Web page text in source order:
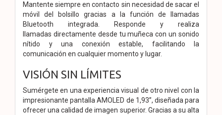
Mantente siempre en contacto sin necesidad de sacar el
móvil del bolsillogracias a la función de llamadas
Bluetooth integrada. Responde y realiza
llamadas directamente desde tu muñeca con unsonido
nítido y una conexión estable, facilitando la
comunicación en cualquiermomento y lugar.
VISIÓN SIN LÍMITES
Sumérgete en una experiencia visual de otro nivel con la
impresionante pantallaAMOLED de 1,93”, diseñada para
ofreceruna calidad de imagen superior. Gracias a su alta